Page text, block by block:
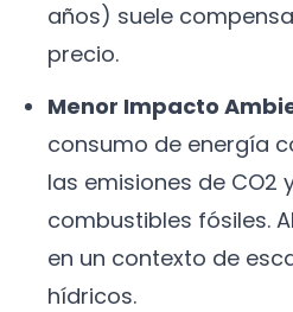
años) suele
precio.
Menor Impacto
consumo de energía
las emisiones de CO2
combustibles fósiles.
en un contexto de
hídricos.